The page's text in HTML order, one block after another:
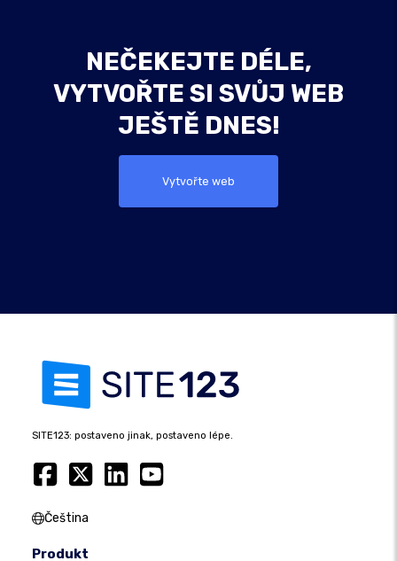
NEČEKEJTE DÉLE,
VYTVOŘTE SI SVŮJ WEB
JEŠTĚ DNES!
Vytvořte web
SITE123: postaveno jinak, postaveno lépe.
Čeština
Produkt